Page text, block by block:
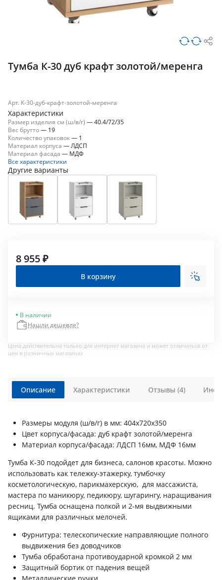
Тумба К-30 дуб крафт золотой/меренга
Арт. К-30-дуб-крафт-золотой-меренга
Характеристики
Размер изделия см (ш/в/г) —40.4/72/35
Вес брутто— 19
Количество упаковок— 1
Материал корпуса — ЛДСП
Материал фасада — МДФ
Все характеристики
Другие варианты
8 955 ₽
В корзину
В наличии
Нашли дешевле?
Цена действительна только для интернет магазина и может отличаться от
цен в розничных магазинах
Описание
Размеры модуля (ш/в/г) в мм: 404х720х350
Цвет корпуса/фасада: дуб крафт золотой/меренга
Материал корпуса/фасада: ЛДСП 16мм, МДФ 16мм
Тумба К-30 подойдет для бизнеса, салонов красоты. Можно
использовать как тележку-этажерку, тумбочку
косметологическую, парикмахерскую, для массажиста,
мастера по маникюру, педикюру, шугарингу, наращивания
ресниц. Тумба оснащена полкой и 2-мя выдвижными
ящиками для различных мелочей.
Фурнитура: телескопические направляющие полного
выдвижения без доводчиков
Тумба обработана противоударной кромкой 2 мм
Защитный бортик от падения вещей
Характеристики Отзывы (4)